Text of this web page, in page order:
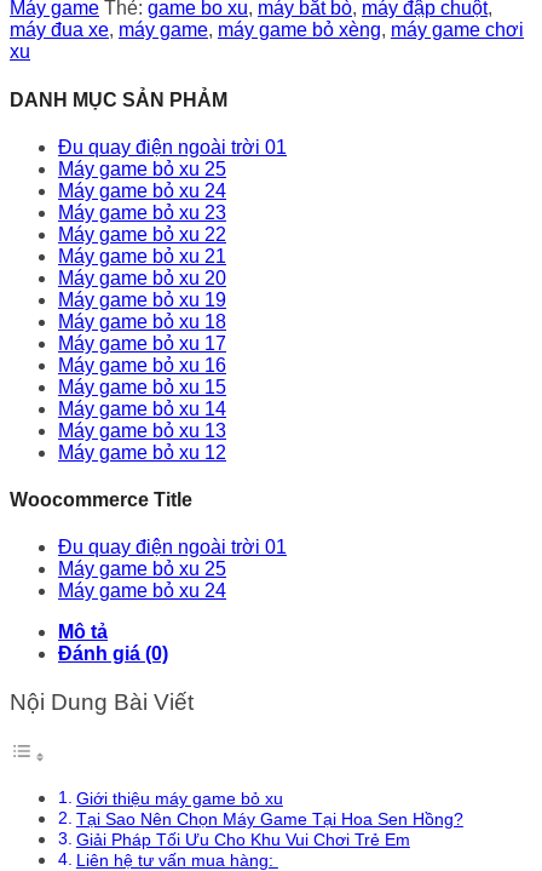
Máy game Thẻ: game bo xu, máy bắt bò, máy đập chuột,
máy đua xe, máy game, máy game bỏ xèng, máy game chơi
xu
DANH MỤC SẢN PHẢM
Đu quay điện ngoài trời 01
Máy game bỏ xu 25
Máy game bỏ xu 24
Máy game bỏ xu 23
Máy game bỏ xu 22
Máy game bỏ xu 21
Máy game bỏ xu 20
Máy game bỏ xu 19
Máy game bỏ xu 18
Máy game bỏ xu 17
Máy game bỏ xu 16
Máy game bỏ xu 15
Máy game bỏ xu 14
Máy game bỏ xu 13
Máy game bỏ xu 12
Woocommerce Title
Đu quay điện ngoài trời 01
Máy game bỏ xu 25
Máy game bỏ xu 24
Mô tả
Đánh giá (0)
Nội Dung Bài Viết
Giới thiệu máy game bỏ xu
Tại Sao Nên Chọn Máy Game Tại Hoa Sen Hồng?
Giải Pháp Tối Ưu Cho Khu Vui Chơi Trẻ Em
Liên hệ tư vấn mua hàng: